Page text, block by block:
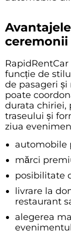
ceremonii
funcție de
de pasageri
poate
durata chiriei,
traseului și
ziua
automobile
mărci
posibilitate
livrare la
restaurant
alegerea